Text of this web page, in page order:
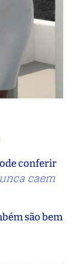
conferir
caem
são bem